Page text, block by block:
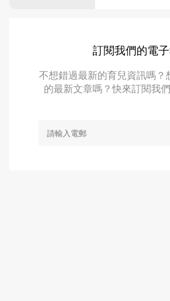
訂閱我們的電
不想錯過最新的育兒資訊嗎？
的最新文章嗎？快來訂閱我